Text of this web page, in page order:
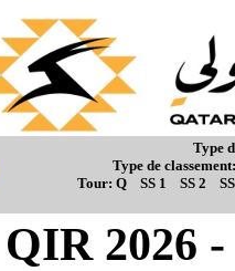
Type
Type de
Tour: Q SS 1 SS 2
QIR 2026